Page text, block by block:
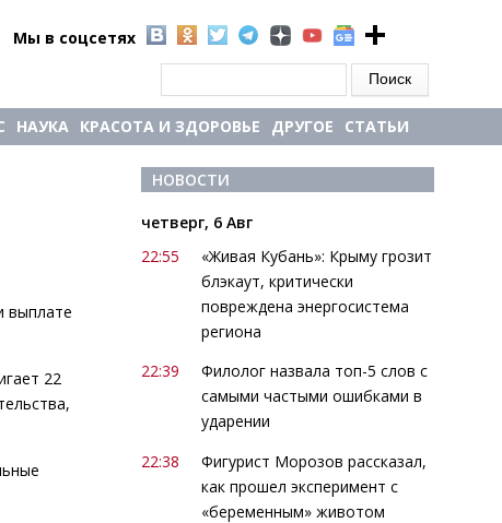
Мы в соцсетях
НАУКА КРАСОТА И ЗДОРОВЬЕ ДРУГОЕ СТАТЬИ
выплате
22
НОВОСТИ
четверг, 6 Авг
22:55
«Живая Кубань»: Крыму грозит
блэкаут, критически
повреждена энергосистема
региона
22:39
Филолог назвала топ-5 слов с
самыми частыми ошибками в
ударении
22:38
Фигурист Морозов рассказал,
как прошел эксперимент с
«беременным» животом